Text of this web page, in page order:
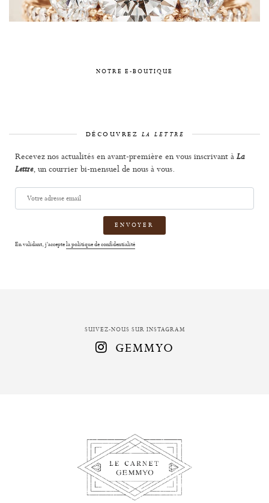
NOTRE E-BOUTIQUE
DÉCOUVREZ LA LETTRE
Recevez nos actualités en avant-première en vous inscrivant à La
Lettre, un courrier bi-mensuel de nous à vous.
Votre
adresse
En validant, j'acceptela politique de confidentialité
SUIVEZ-NOUS SUR INSTAGRAM
GEMMYO